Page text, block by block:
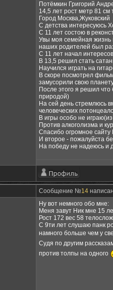
Потёмкин Григорий
14,5 лет рост метр 81 см
Город Москва,Жуковский
С детства интересуюсь
С 11 лет состою в
Увы моя семейная жизнь
наших родителей был
С 11 лет начал
В 13,5 решил стать
Научился играть на
В скоре посмотрел
замусорили свою
После этого я решил
природой)
На сей день стремлюсь
человеческих
В игры особо не
Против алкоголизма и
Спасибо огромное
И второе - пожалуйста
На победу не надеюсь и
Сообщение №14
Ну вот немного обо мне:
Меня завут Ник мне 15
Рост 172 вес 58
С 9ти лет слушаю панк
намного больше чем у
Судя по другим
против толпы на одного